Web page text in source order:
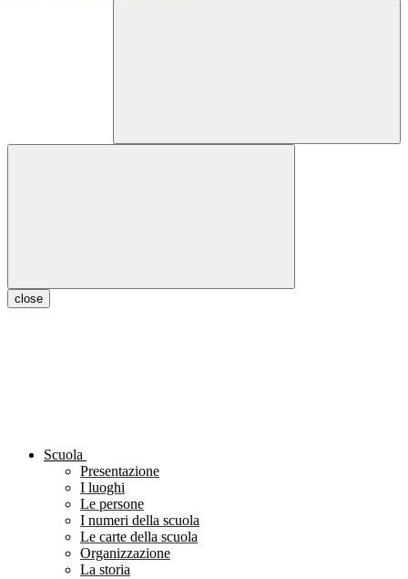
close
Scuola
Presentazione
I luoghi
Le persone
I numeri della scuola
Le carte della scuola
Organizzazione
La storia